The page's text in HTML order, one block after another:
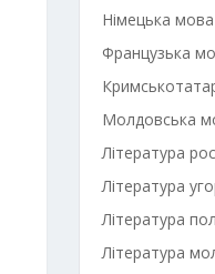
Німецька мова
Французька
Молдовська
Література
Література
Література
Література